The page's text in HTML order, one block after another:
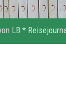
LB *